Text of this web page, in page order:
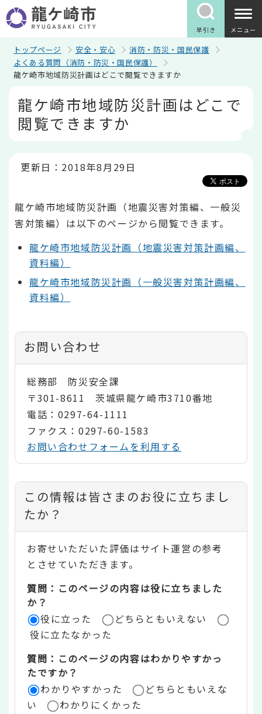
の
ペ
早引き メニュー
トップページ 安全・安心
消防・防災・国民保護
よくある質問（消防・防災・国民保護）
龍ケ崎市地域防災計画はどこで閲覧できますか
龍ケ崎市地域防災計画はどこで
閲覧できますか
更新日：2018年8月29日
龍ケ崎市地域防災計画（地震災害対策編、一般災
害対策編）は以下のページから閲覧できます。
龍ケ崎市地域防災計画（地震災害対策計画編、
資料編）
龍ケ崎市地域防災計画（一般災害対策計画編、
資料編）
お問い合わせ
総務部 防災安全課
〒301-8611 茨城県龍ケ崎市3710番地
電話：0297-64-1111
ファクス：0297-60-1583
お問い合わせフォームを利用する
コ
ン
テ
ン
ツ
評
価
リ
ア
この情報は皆さまのお役に立ちまし
たか？
お寄せいただいた評価はサイト運営の参考
とさせていただきます。
質問：このページの内容は役に立ちました
か？
役に立った
どちらともいえない
役に立たなかった
質問：このページの内容はわかりやすかっ
たですか？
わかりやすかった
どちらともいえな
い
わかりにくかった